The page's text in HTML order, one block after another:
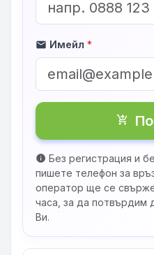
mail Имейл *
shopping_cart_checkout
info Без регистрация и
пишете телефон за
оператор ще се
часа, за да потвърдим
Ви.